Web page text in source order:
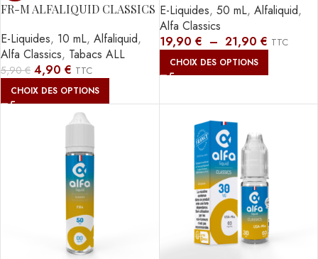
FR-M ALFALIQUID CLASSICS
E-Liquides, 10 mL, Alfaliquid,
Alfa Classics, Tabacs ALL
5,90€ 4,90 € TTC
CHOIX DES OPTIONS
E-Liquides, 50 mL, Alfaliquid,
Alfa Classics
19,90 € – 21,90 € TTC
CHOIX DES OPTIONS